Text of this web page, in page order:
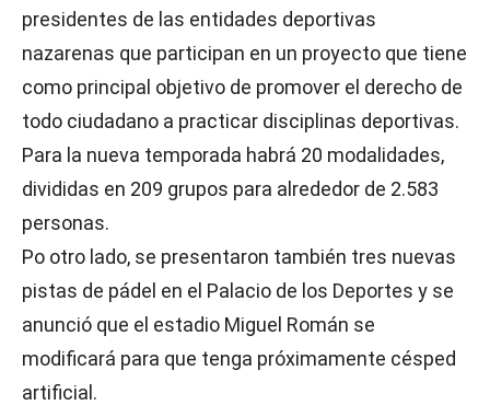
presidentes de las entidades deportivas
nazarenas que participan en un proyecto que tiene
como principal objetivo de promover el derecho de
todo ciudadano a practicar disciplinas deportivas.
Para la nueva temporada habrá 20 modalidades,
divididas en 209 grupos para alrededor de 2.583
personas.
Po otro lado, se presentaron también tres nuevas
pistas de pádel en el Palacio de los Deportes y se
anunció que el estadio Miguel Román se
modificará para que tenga próximamente césped
artificial.